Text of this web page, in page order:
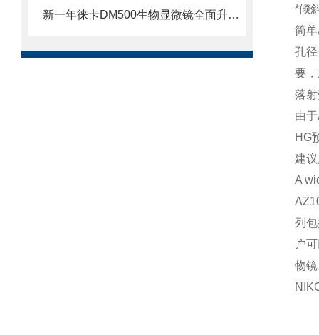
新一年徕卡DM500生物显微镜全面升级徕卡DM500
*倾
简
孔
要
落
由
HG
建
A
列
户
物镜